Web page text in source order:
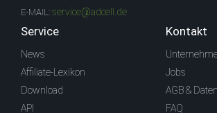
E-MAIL: service@adcell.de
Service
News
Affiliate-Lexikon
Download
API
Kontakt
Jobs
AGB &
FAQ